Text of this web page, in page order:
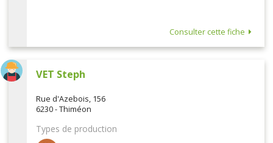
Consulter cette fiche
VET Steph
Rue d'Azebois, 156
6230 - Thiméon
Types de production